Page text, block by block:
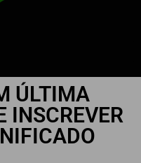
ÚLTIMA
INSCREVER